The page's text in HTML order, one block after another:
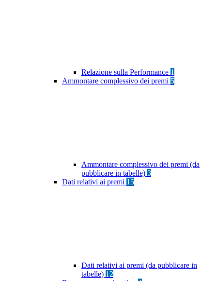
Relazione sulla Performance 1
Ammontare complessivo dei premi 5
Ammontare complessivo dei premi (da
pubblicare in tabelle) 3
Dati relativi ai premi 15
Dati relativi ai premi (da pubblicare in
tabelle) 12